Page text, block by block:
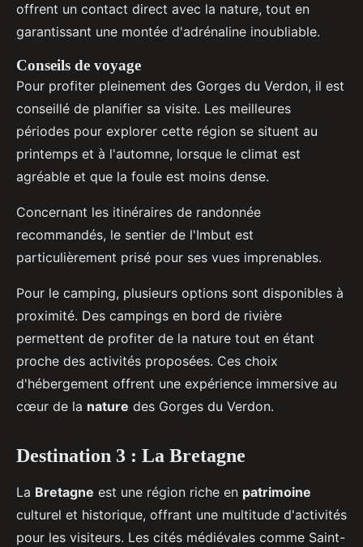
offrent un contact direct avec la nature, tout en
garantissant une montée d'adrénaline inoubliable.
Conseils de voyage
Pour profiter pleinement des Gorges du Verdon, il est
conseillé de planifier sa visite. Les meilleures
périodes pour explorer cette région se situent au
printemps et à l'automne, lorsque le climat est
agréable et que la foule est moins dense.
Concernant les itinéraires de randonnée
recommandés, le sentier de l'Imbut est
particulièrement prisé pour ses vues imprenables.
Pour le camping, plusieurs options sont disponibles à
proximité. Des campings en bord de rivière
permettent de profiter de la nature tout en étant
proche des activités proposées. Ces choix
d'hébergement offrent une expérience immersive au
cœur de la nature des Gorges du Verdon.
Destination 3 : La Bretagne
La Bretagne est une région riche en patrimoine
culturel et historique, offrant une multitude d'activités
pour les visiteurs. Les cités médiévales comme Saint-